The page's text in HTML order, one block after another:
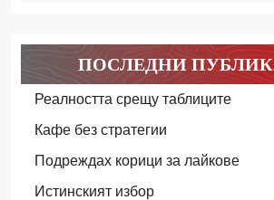
ПОСЛЕДНИ
Реалността срещу таблиците
Кафе без стратегии
Подреждах корици за лайкове
Истинският избор